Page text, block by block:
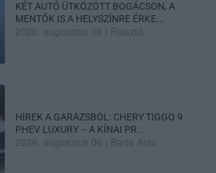
KÉT AUTÓ ÜTKÖZÖTT BOGÁCSON, A
MENTŐK IS A HELYSZÍNRE ÉRKE...
2026. augusztus 06 Riasztó
HÍREK A GARÁZSBÓL: CHERY TIGGO 9
PHEV LUXURY – A KÍNAI PR...
2026. augusztus 06 Barta Autó